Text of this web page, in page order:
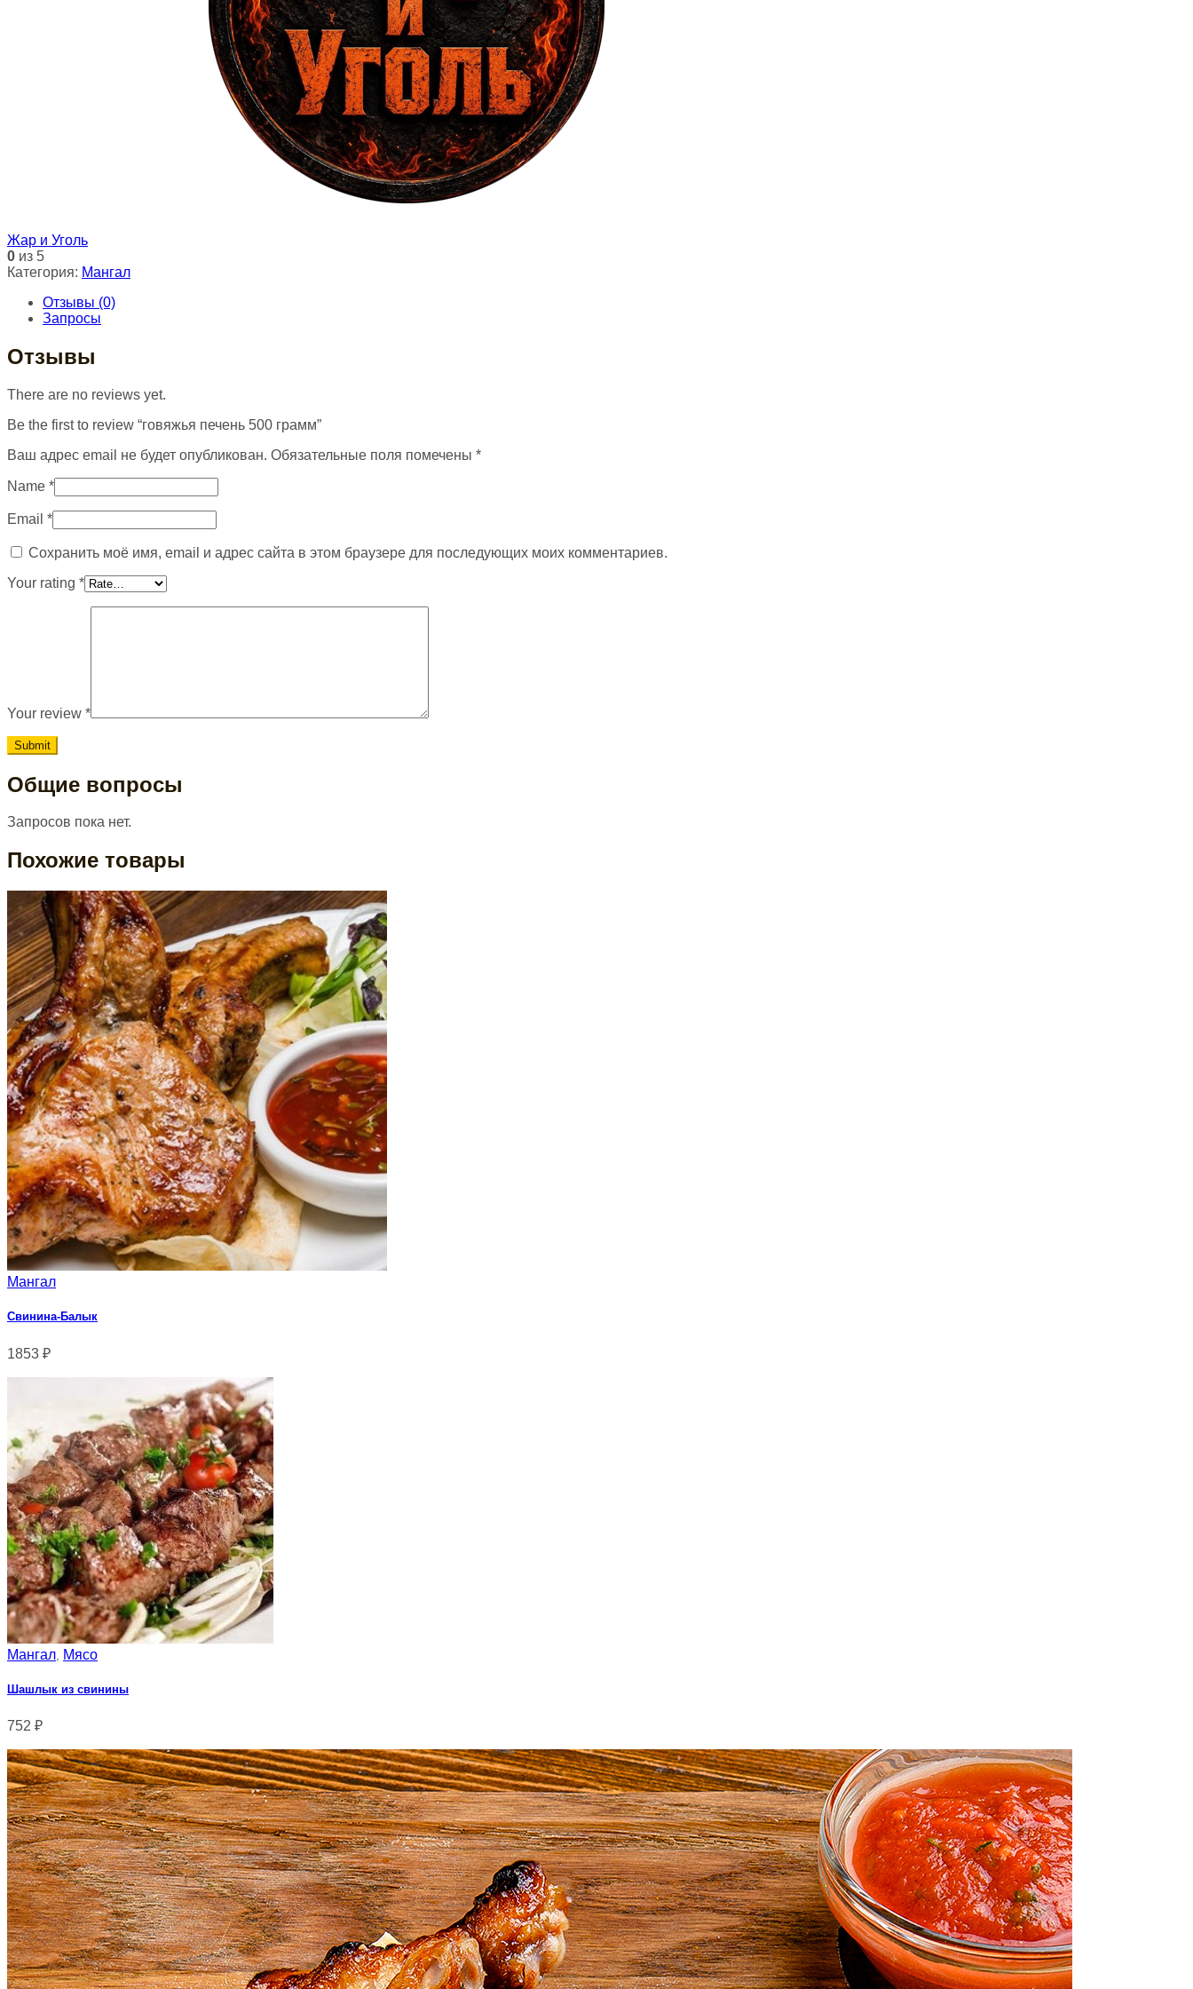
Жар и Уголь
0 из 5
Категория: Мангал
Отзывы (0)
Запросы
Отзывы
There are no reviews yet.
Be the first to review “говяжья печень 500 грамм”
Ваш адрес email не будет опубликован. Обязательные поля помечены *
Name *
Email *
Сохранить моё имя, email и адрес сайта в этом браузере для последующих моих комментариев.
Your rating *
Your review *
Общие вопросы
Запросов пока нет.
Похожие товары
Мангал
Свинина-Балык
1853 ₽
Мангал Мясо
Шашлык из свинины
752 ₽